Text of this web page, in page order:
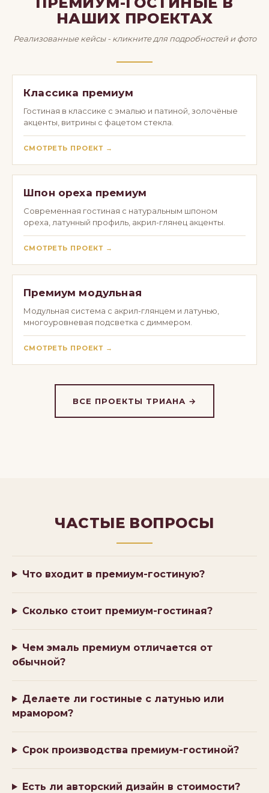
НАШИХ ПРОЕКТАХ
Реализованные кейсы - кликните для подробностей и фото
Классика премиум
Гостиная в классике с эмалью и патиной, золочёные
акценты, витрины с фацетом стекла.
СМОТРЕТЬ ПРОЕКТ →
Шпон ореха премиум
Современная гостиная с натуральным шпоном
ореха, латунный профиль, акрил-глянец акценты.
СМОТРЕТЬ ПРОЕКТ →
Премиум модульная
Модульная система с акрил-глянцем и латунью,
многоуровневая подсветка с диммером.
СМОТРЕТЬ ПРОЕКТ →
ВСЕ ПРОЕКТЫ ТРИАНА →
ЧАСТЫЕ ВОПРОСЫ
Что входит в премиум-гостиную?
Сколько стоит премиум-гостиная?
Чем эмаль премиум отличается от
обычной?
Делаете ли гостиные с латунью или
мрамором?
Срок производства премиум-гостиной?
Есть ли авторский дизайн в стоимости?